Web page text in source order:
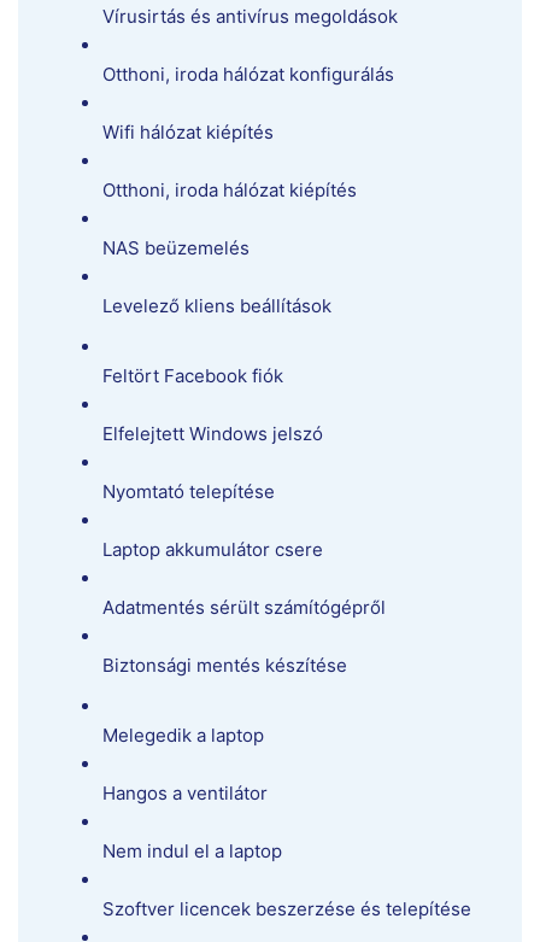
Vírusirtás és antivírus megoldások
Otthoni, iroda hálózat konfigurálás
Wifi hálózat kiépítés
Otthoni, iroda hálózat kiépítés
NAS beüzemelés
Levelező kliens beállítások
Feltört Facebook fiók
Elfelejtett Windows jelszó
Nyomtató telepítése
Laptop akkumulátor csere
Adatmentés sérült számítógépről
Biztonsági mentés készítése
Melegedik a laptop
Hangos a ventilátor
Nem indul el a laptop
Szoftver licencek beszerzése és telepítése